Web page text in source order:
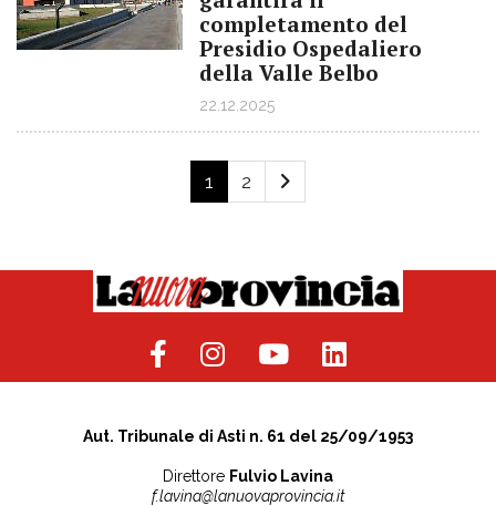
completamento del
Presidio Ospedaliero
della Valle Belbo
22.12.2025
1 2
Aut. Tribunale di Asti n. 61 del 25/09/1953
Direttore Fulvio Lavina
f.lavina@lanuovaprovincia.it